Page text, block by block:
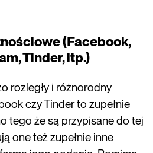
(Facebook,
Tinder, itp.)
rozległy i różnorodny
czy Tinder to zupełnie
tego że są przypisane do tej
one też zupełnie inne